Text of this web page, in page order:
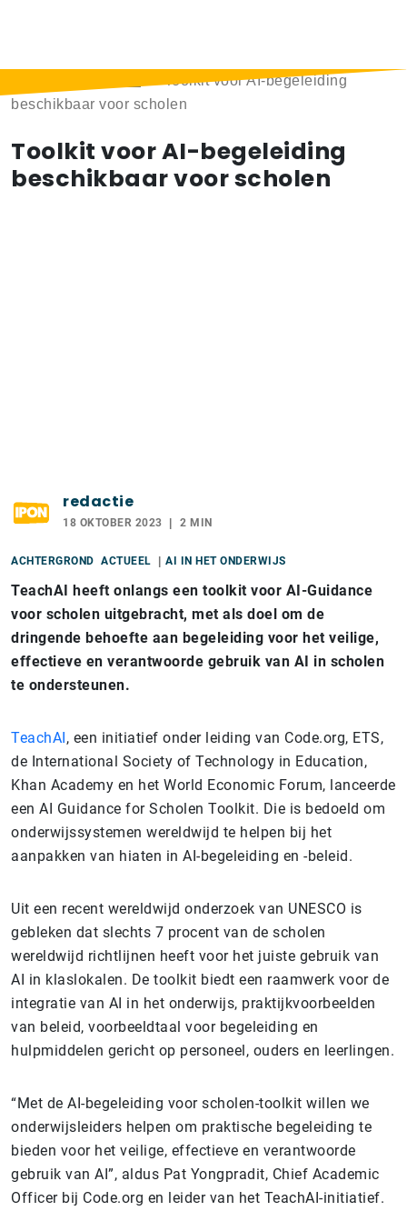
Toolkit voor AI-begeleiding
beschikbaar voor scholen
Toolkit voor AI-begeleiding
beschikbaar voor scholen
redactie
18 OKTOBER 2023 2 MIN
ACHTERGROND ACTUEEL AI IN HET ONDERWIJS
TeachAI heeft onlangs een toolkit voor AI-Guidance
voor scholen uitgebracht, met als doel om de
dringende behoefte aan begeleiding voor het veilige,
effectieve en verantwoorde gebruik van AI in scholen
te ondersteunen.
TeachAI, een initiatief onder leiding van Code.org, ETS,
de International Society of Technology in Education,
Khan Academy en het World Economic Forum, lanceerde
een AI Guidance for Scholen Toolkit. Die is bedoeld om
onderwijssystemen wereldwijd te helpen bij het
aanpakken van hiaten in AI-begeleiding en -beleid.
Uit een recent wereldwijd onderzoek van UNESCO is
gebleken dat slechts 7 procent van de scholen
wereldwijd richtlijnen heeft voor het juiste gebruik van
AI in klaslokalen. De toolkit biedt een raamwerk voor de
integratie van AI in het onderwijs, praktijkvoorbeelden
van beleid, voorbeeldtaal voor begeleiding en
hulpmiddelen gericht op personeel, ouders en leerlingen.
“Met de AI-begeleiding voor scholen-toolkit willen we
onderwijsleiders helpen om praktische begeleiding te
bieden voor het veilige, effectieve en verantwoorde
gebruik van AI”, aldus Pat Yongpradit, Chief Academic
Officer bij Code.org en leider van het TeachAI-initiatief.